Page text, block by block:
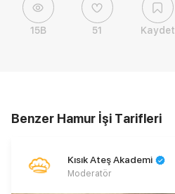
15B 51 Kaydet
Benzer Hamur İşi Tarifleri
Kısık Ateş Akademi
Moderatör